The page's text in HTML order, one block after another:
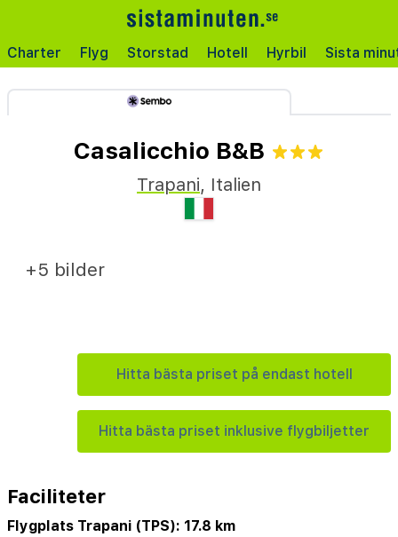
Charter Flyg Storstad Hotell Hyrbil Sista
Casalicchio B&B
Trapani, Italien
Hitta bästa priset på endast hotell
Hitta bästa priset inklusive flygbiljetter
+5 bilder
Faciliteter
Flygplats Trapani (TPS): 17.8 km